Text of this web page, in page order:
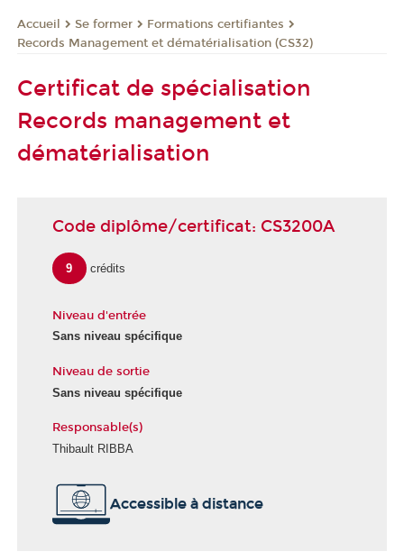
Accueil Se former
Formations certifiantes
Records Management et dématérialisation (CS32)
Certificat de spécialisation
Records management et
dématérialisation
Code diplôme/certificat: CS3200A
9 crédits
Niveau d'entrée
Sans niveau spécifique
Niveau de sortie
Sans niveau spécifique
Responsable(s)
Thibault RIBBA
É
o
Accessible à distance